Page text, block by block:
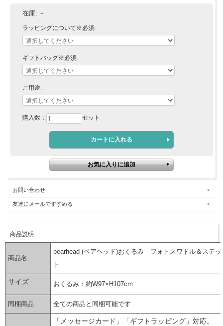
在庫: －
ラッピングについて※必須:
ギフトバッグ※必須:
ご用途:
購入数： セット
お問い合わせ
友達にメールですすめる
商品説明
商品名
pearhead (ペアヘッド)おくるみ フォトスワドル＆ステッ
ト
サイズ おくるみ：約W97×H107cm
同梱商品 全ての商品と同梱可能です
「メッセージカード」「ギフトラッピング」対応。